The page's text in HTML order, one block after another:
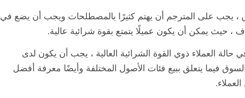
يجب على المترجم أن يهتم كثيرًا بالمصطلحات ويجب أن يضع في
، حيث يمكن أن يكون عميلًا يتمتع بقوة شرائية عالية.
العملاء ذوي القوة الشرائية العالية ، يجب أن يكون لدى
فيما يتعلق ببيع فئات الأصول المختلفة وأيضًا معرفة أفضل